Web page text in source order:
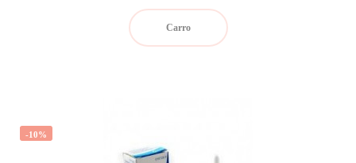
Carro
-10%